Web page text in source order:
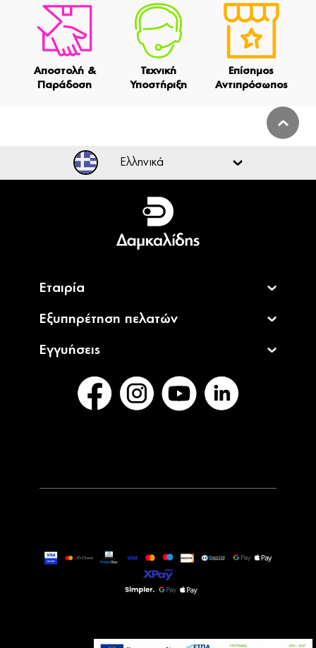
Αποστολή &
Παράδοση
Τεχνική
Υποστήριξη
Επίσημος
Αντιπρόσωπος
Ελληνικά
Ελληνικά
English
Εταιρία
Εξυπηρέτηση πελατών
Εγγυήσεις